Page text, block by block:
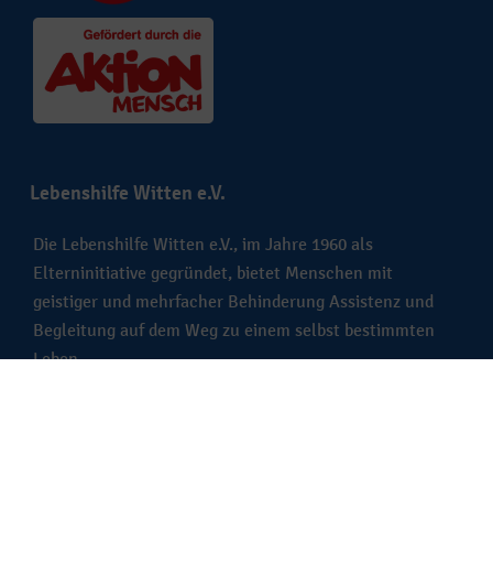
Lebenshilfe Witten e.V.
Die Lebenshilfe Witten e.V., im Jahre 1960 als
Elterninitiative gegründet, bietet Menschen mit
geistiger und mehrfacher Behinderung Assistenz und
Begleitung auf dem Weg zu einem selbst bestimmten
Leben.